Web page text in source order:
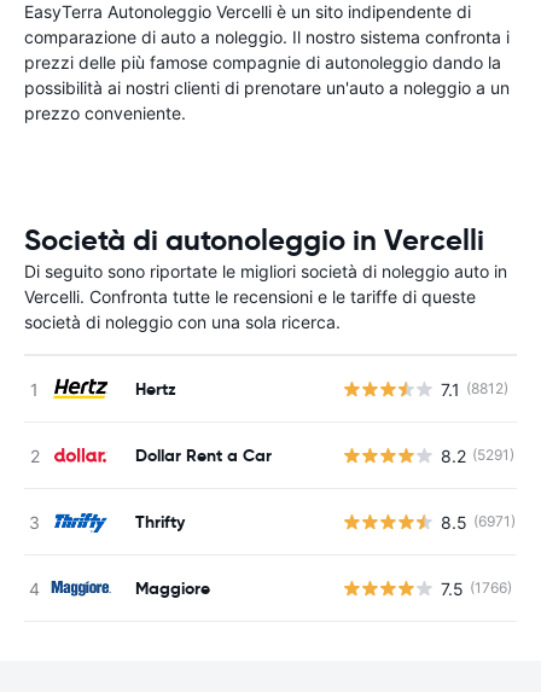
EasyTerra Autonoleggio Vercelli è un sito indipendente di
comparazione di auto a noleggio. Il nostro sistema confronta i
prezzi delle più famose compagnie di autonoleggio dando la
possibilità ai nostri clienti di prenotare un'auto a noleggio a un
prezzo conveniente.
Società di autonoleggio in Vercelli
Di seguito sono riportate le migliori società di noleggio auto in
Vercelli. Confronta tutte le recensioni e le tariffe di queste
società di noleggio con una sola ricerca.
Hertz 7.1 (8812)
Dollar Rent a Car 8.2 (5291)
Thrifty 8.5 (6971)
Maggiore 7.5 (1766)